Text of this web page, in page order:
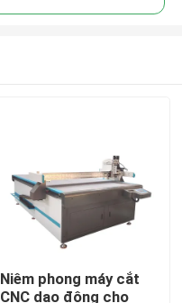
Niêm phong máy cắt
CNC dao động cho